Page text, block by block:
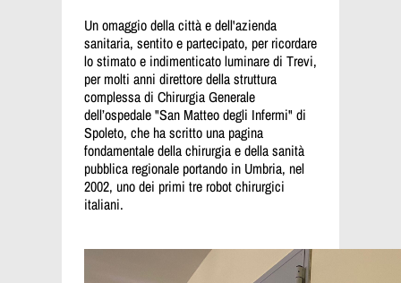
Un omaggio della città e dell'azienda
sanitaria, sentito e partecipato, per ricordare
lo stimato e indimenticato luminare di Trevi,
per molti anni direttore della struttura
complessa di Chirurgia Generale
dell’ospedale "San Matteo degli Infermi" di
Spoleto, che ha scritto una pagina
fondamentale della chirurgia e della sanità
pubblica regionale portando in Umbria, nel
2002, uno dei primi tre robot chirurgici
italiani.